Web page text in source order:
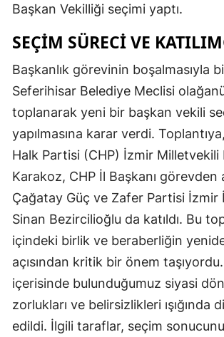
Başkan Vekilliği seçimi yaptı.
SEÇIM SÜRECI VE
Başkanlık görevinin boşalmasıyla
Seferihisar Belediye Meclisi
toplanarak yeni bir başkan vekili
yapılmasına karar verdi.
Halk Partisi (CHP) İzmir Milletvekili
Karakoz, CHP İl Başkanı görevden
Çağatay Güç ve Zafer Partisi İzmir
Sinan Bezircilioğlu da katıldı. Bu
içindeki birlik ve beraberliğin
açısından kritik bir önem
içerisinde bulunduğumuz siyasi
zorlukları ve belirsizlikleri ışığında
edildi. İlgili taraflar, seçim